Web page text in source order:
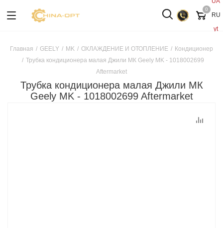
RU
yt
0
Главная / GEELY / MK / ОХЛАЖДЕНИЕ И ОТОПЛЕНИЕ / Кондиционер
/ Трубка кондиционера малая Джили МК Geely MK - 1018002699
Aftermarket
Трубка кондиционера малая Джили МК
Geely MK - 1018002699 Aftermarket